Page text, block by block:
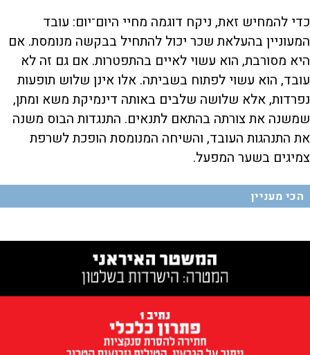
כדי להמחיש זאת, ניקח דוגמה מחיי היום־יום: עובד
המעוניין בהעלאת שכר יכול להתחיל בבקשה מנומסת. אם
היא מסורבת, הוא עשוי לאיים בהתפטרות. אם גם זה לא
עובד, הוא עשוי לפתוח בשביתה. אלו אינן שלוש תופעות
נפרדות, אלא שלושה שלבים באותה דינמיקת משא ומתן,
שמשנה את צורתה בהתאם לתנאים. התנגדות הבוס משנה
את התנהגות העובד, והשיחה המנומסת הופכת לשרפת
צמיגים בשער המפעל.
הכי מעניין